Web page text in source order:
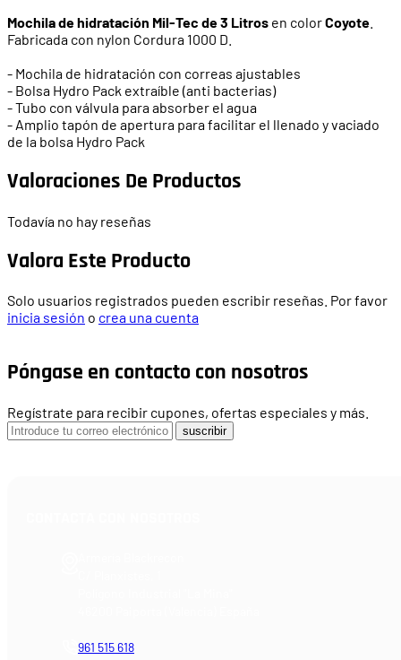
Mochila de hidratación Mil-Tec de 3 Litros en colorCoyote
Fabricada con nylon Cordura 1000 D.
- Mochila de hidratación con correas ajustables
- Bolsa Hydro Pack extraíble (anti bacterias)
- Tubo con válvula para absorber el agua
- Amplio tapón de apertura para facilitar el llenado y vaciado
de la bolsa Hydro Pack
Valoraciones De Productos
Todavía no hay reseñas
Valora Este Producto
Solo usuarios registrados pueden escribir reseñas. Por favor
inicia sesión o crea una cuenta
Póngase en contacto con nosotros
Regístrate para recibir cupones, ofertas especiales y más.
suscribir
961 515 618